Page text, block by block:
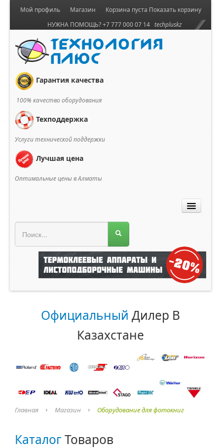
Корзина пуста Показать корзину
Мой профиль
Магазин
НУЖНА ПОМОЩЬ? +7 777 000 07 14 techpluskz
Гарантия качества
100% качество оборудования
Техподдержка
Услуги технической поддержки
Лучшая цена
Оптимальные цены в Алматы
Официальный Дилер В
Казахстане
Главная Магазин Оборудование для фотокниг
КаталогТоваров